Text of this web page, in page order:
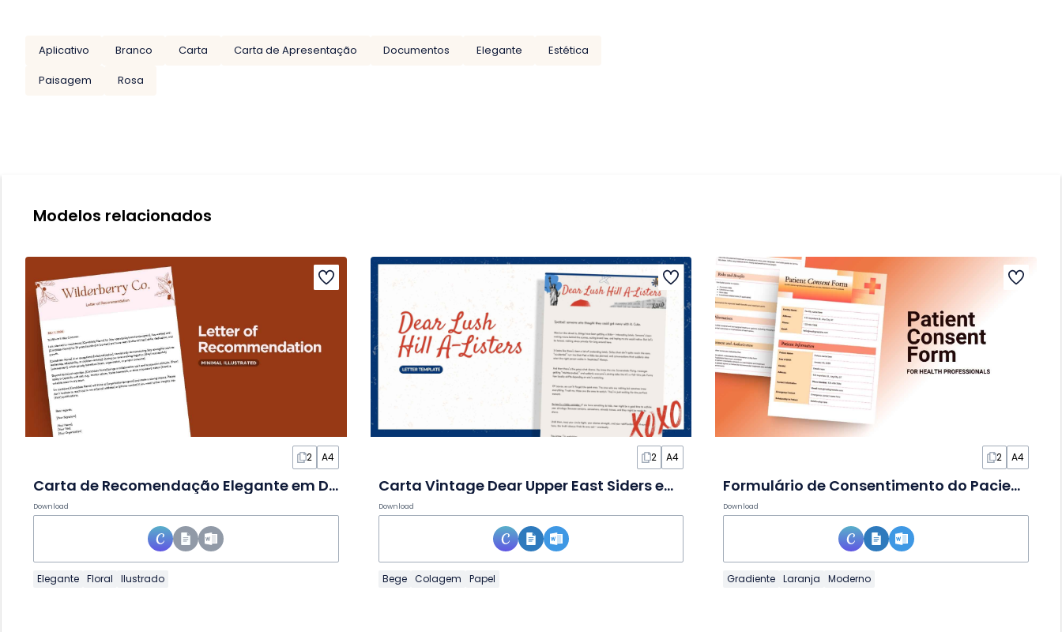
Aplicativo Branco Carta Carta de Apresentação Documentos Elegante
Estética
Paisagem
Rosa
Modelos relacionados
2 A4
Carta de Recomendação Elegante em Documento
Download
Elegante Floral Ilustrado
2 A4
Carta Vintage Dear Upper East Siders em Documento
Download
Bege Colagem Papel
2 A4
Formulário de Consentimento do Paciente em Documento
Download
Gradiente Laranja Moderno